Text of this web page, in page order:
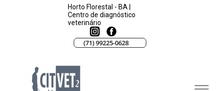
Horto Florestal - BA |
Centro de diagnóstico
veterinário
(71) 99225-0628